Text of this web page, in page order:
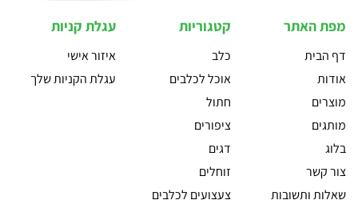
מפת האתר
דף הבית
אודות
מוצרים
מותגים
בלוג
צור קשר
שאלות ותשובות
קטגוריות
כלב
אוכל לכלבים
חתול
ציפורים
דגים
זוחלים
צעצועים לכלבים
עגלת קניות
איזור אישי
עגלת הקניות שלך